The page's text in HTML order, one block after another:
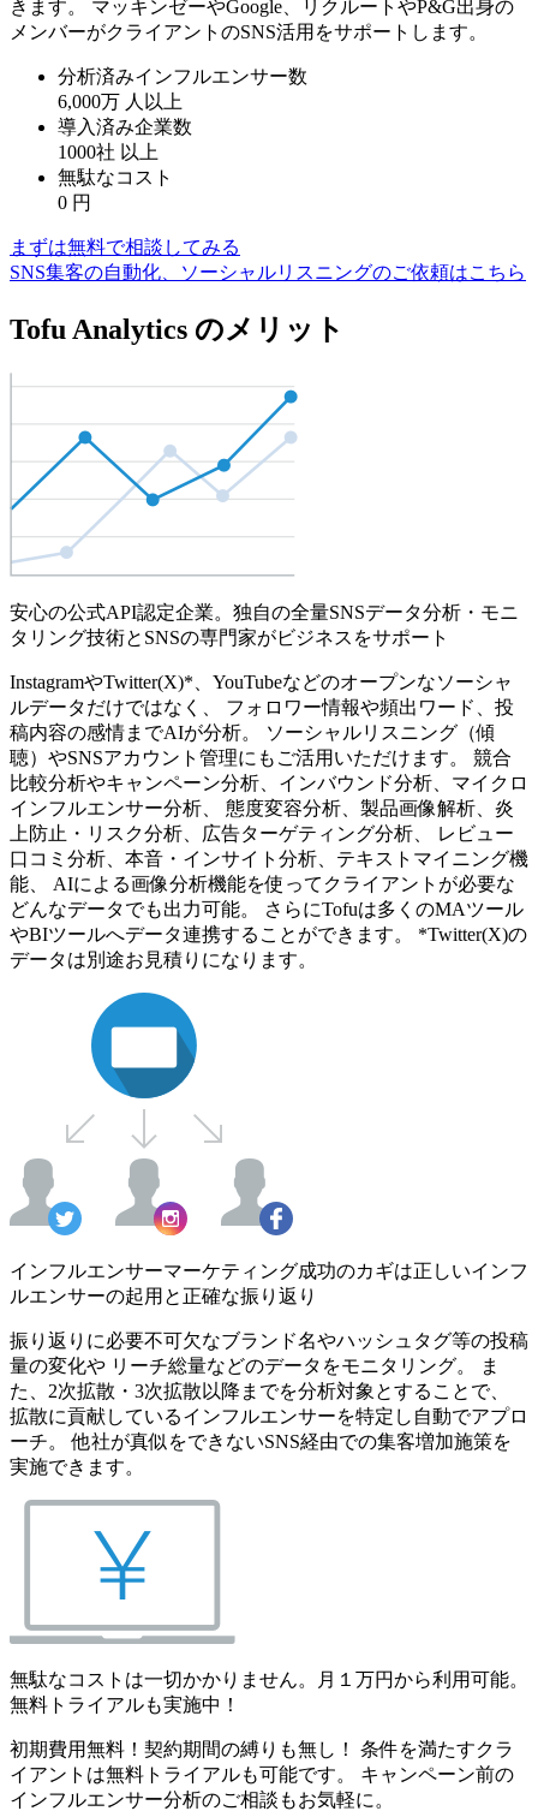
きます。 マッキンゼーやGoogle、リクルートやP&G出身の
メンバーがクライアントのSNS活用をサポートします。
分析済みインフルエンサー数
6,000万 人以上
導入済み企業数
1000社 以上
無駄なコスト
0 円
まずは無料で相談してみる
SNS集客の自動化、ソーシャルリスニングのご依頼はこちら
Tofu Analytics のメリット
安心の公式API認定企業。独自の全量SNSデータ分析・モニ
タリング技術とSNSの専門家がビジネスをサポート
InstagramやTwitter(X)*、YouTubeなどのオープンなソーシャ
ルデータだけではなく、 フォロワー情報や頻出ワード、投
稿内容の感情までAIが分析。 ソーシャルリスニング（傾
聴）やSNSアカウント管理にもご活用いただけます。 競合
比較分析やキャンペーン分析、インバウンド分析、マイクロ
インフルエンサー分析、 態度変容分析、製品画像解析、炎
上防止・リスク分析、広告ターゲティング分析、 レビュー
口コミ分析、本音・インサイト分析、テキストマイニング機
能、 AIによる画像分析機能を使ってクライアントが必要な
どんなデータでも出力可能。 さらにTofuは多くのMAツール
やBIツールへデータ連携することができます。 *Twitter(X)の
データは別途お見積りになります。
インフルエンサーマーケティング成功のカギは正しいインフ
ルエンサーの起用と正確な振り返り
振り返りに必要不可欠なブランド名やハッシュタグ等の投稿
量の変化や リーチ総量などのデータをモニタリング。 ま
た、2次拡散・3次拡散以降までを分析対象とすることで、
拡散に貢献しているインフルエンサーを特定し自動でアプロ
ーチ。 他社が真似をできないSNS経由での集客増加施策を
実施できます。
無駄なコストは一切かかりません。月１万円から利用可能。
無料トライアルも実施中！
初期費用無料！契約期間の縛りも無し！ 条件を満たすクラ
イアントは無料トライアルも可能です。 キャンペーン前の
インフルエンサー分析のご相談もお気軽に。